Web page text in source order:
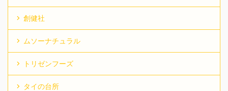
創健社
ムソーナチュラル
トリゼンフーズ
タイの台所